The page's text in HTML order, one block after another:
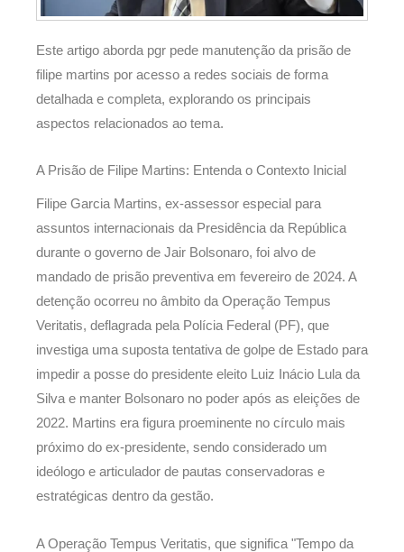
Este artigo aborda pgr pede manutenção da prisão de
filipe martins por acesso a redes sociais de forma
detalhada e completa, explorando os principais
aspectos relacionados ao tema.
A Prisão de Filipe Martins: Entenda o Contexto Inicial
Filipe Garcia Martins, ex-assessor especial para
assuntos internacionais da Presidência da República
durante o governo de Jair Bolsonaro, foi alvo de
mandado de prisão preventiva em fevereiro de 2024. A
detenção ocorreu no âmbito da Operação Tempus
Veritatis, deflagrada pela Polícia Federal (PF), que
investiga uma suposta tentativa de golpe de Estado para
impedir a posse do presidente eleito Luiz Inácio Lula da
Silva e manter Bolsonaro no poder após as eleições de
2022. Martins era figura proeminente no círculo mais
próximo do ex-presidente, sendo considerado um
ideólogo e articulador de pautas conservadoras e
estratégicas dentro da gestão.
A Operação Tempus Veritatis, que significa "Tempo da